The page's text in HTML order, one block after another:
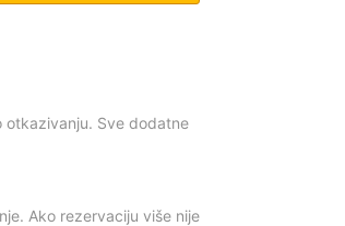
otkazivanju. Sve dodatne
Ako rezervaciju više nije